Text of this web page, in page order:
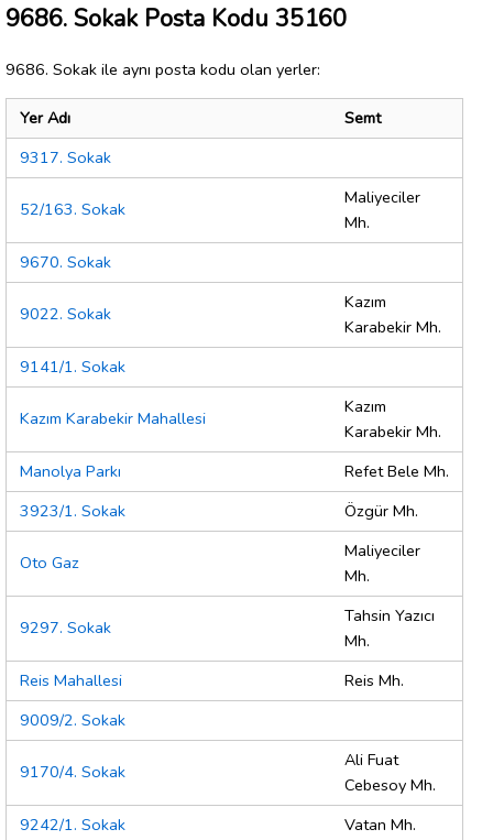
9686. Sokak Posta Kodu 35160
9686. Sokak ile aynı posta kodu olan yerler:
Yer Adı
Semt
9317. Sokak
52/163. Sokak
Maliyeciler
Mh.
9670. Sokak
9022. Sokak
Kazım
Karabekir Mh.
9141/1. Sokak
Kazım Karabekir Mahallesi
Kazım
Karabekir Mh.
Manolya Parkı
Refet Bele Mh.
3923/1. Sokak
Özgür Mh.
Oto Gaz
Maliyeciler
Mh.
9297. Sokak
Tahsin Yazıcı
Mh.
Reis Mahallesi
Reis Mh.
9009/2. Sokak
9170/4. Sokak
Ali Fuat
Cebesoy Mh.
9242/1. Sokak
Vatan Mh.